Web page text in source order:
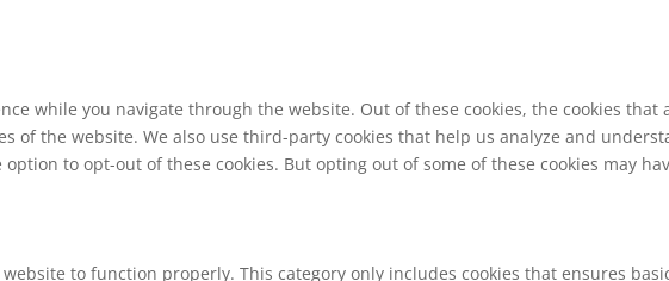
while you navigate through the website. Out of these cookies, the cookies
of the website. We also use third-party cookies that help us analyze and
to opt-out of these cookies. But opting out of some of these cookies may
to function properly. This category only includes cookies that ensures